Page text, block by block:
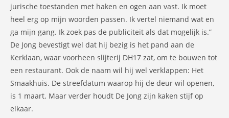
jurische toestanden met haken en ogen aan vast. Ik moet
heel erg op mijn woorden passen. Ik vertel niemand wat en
ga mijn gang. Ik zoek pas de publiciteit als dat mogelijk is.”
De Jong bevestigt wel dat hij bezig is het pand aan de
Kerklaan, waar voorheen slijterij DH17 zat, om te bouwen tot
een restaurant. Ook de naam wil hij wel verklappen: Het
Smaakhuis. De streefdatum waarop hij de deur wil openen,
is 1 maart. Maar verder houdt De Jong zijn kaken stijf op
elkaar.